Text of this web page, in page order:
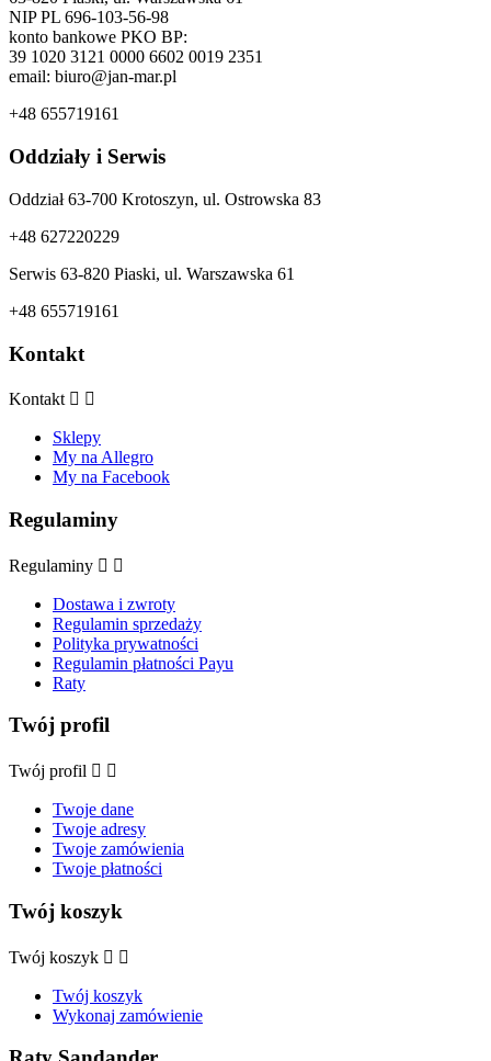
NIP PL 696-103-56-98
konto bankowe PKO BP:
39 1020 3121 0000 6602 0019 2351
email: biuro@jan-mar.pl
+48 655719161
Oddziały i Serwis
Oddział 63-700 Krotoszyn, ul. Ostrowska 83
+48 627220229
Serwis 63-820 Piaski, ul. Warszawska 61
+48 655719161
Kontakt
Kontakt  
Sklepy
My na Allegro
My na Facebook
Regulaminy
Regulaminy  
Dostawa i zwroty
Regulamin sprzedaży
Polityka prywatności
Regulamin płatności Payu
Raty
Twój profil
Twój profil  
Twoje dane
Twoje adresy
Twoje zamówienia
Twoje płatności
Twój koszyk
Twój koszyk  
Twój koszyk
Wykonaj zamówienie